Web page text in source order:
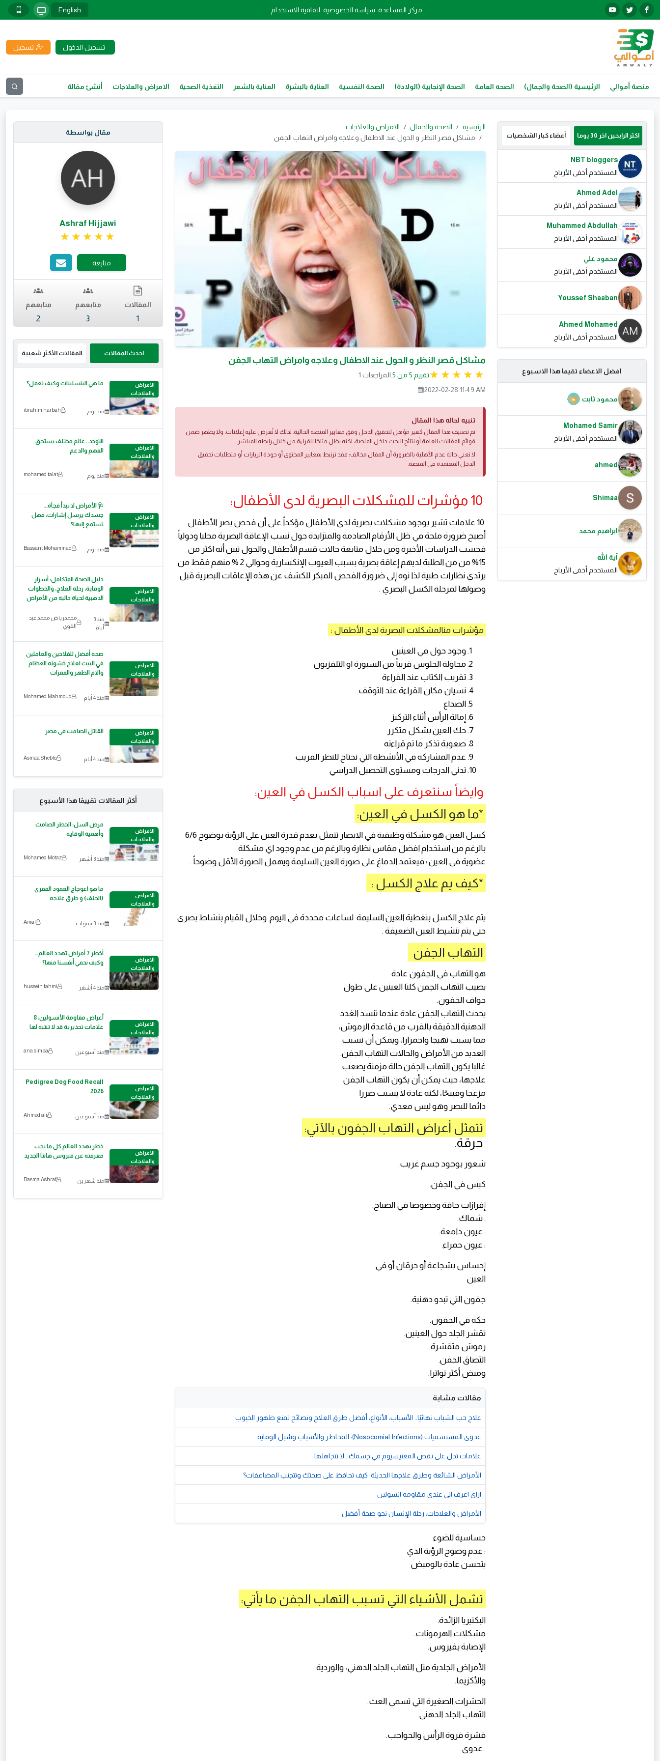
مركز المساعدة سياسة الخصوصية اتفاقية الاستخدام English
تسجيل الدخول تسجيل
منصة أموالي الرئيسية (الصحة والجمال) الصحه العامة الصحة الإنجابية (الولادة) الصحة النفسية العناية بالبشرة العناية بالشعر التغذية الصحية الامراض والعلاجات أنشئ مقالة
اكثر الرابحين اخر 30 يوما أعضاء كبار الشخصيات
NBT bloggers
المستخدم أخفى الأرباح
Ahmed Adel
المستخدم أخفى الأرباح
Muhammed Abdullah
المستخدم أخفى الأرباح
محمود علي
المستخدم أخفى الأرباح
Youssef Shaaban
Ahmed Mohamed
المستخدم أخفى الأرباح
افضل الاعضاء تقيما هذا الاسبوع
محمود ثابت
Mohamed Samir
المستخدم أخفى الأرباح
ahmed
Shimaa
ابراهيم محمد
آية الله
المستخدم أخفى الأرباح
الرئيسية الصحة والجمال
الامراض والعلاجات
مشاكل قصر النظر و الحول عند الاطفال وعلاجه وامراض التهاب الجفن
مشاكل قصر النظر و الحول عند الاطفال وعلاجه وامراض التهاب الجفن
تقييم 5 من 5.
1 المراجعات
2022-02-28 11:49 AM
تنبيه لحاله هذا المقال
تم تصنيف هذا المقال كغير مؤهل لتحقيق الدخل وفق معايير المنصة الحالية. لذلك لا تُعرض عليه إعلانات، ولا يظهر ضمن
قوائم المقالات العامة أو نتائج البحث داخل المنصة، لكنه يظل متاحًا للقراءة من خلال رابطه المباشر.
لا تعني حالة عدم الأهلية بالضرورة أن المقال مخالف؛ فقد ترتبط بمعايير المحتوى أو جودة الزيارات أو متطلبات تحقيق
الدخل المعتمدة في المنصة.
10 مؤشرات للمشكلات البصرية لدى الأطفال:
10 علامات تشير بوجود مشكلات بصرية لدى الأطفال مؤكداً على أن فحص بصر الأطفال
أصبح ضرورة ملحة في ظل الأرقام الصادمة والمتزايدة حول نسب الإعاقة البصرية محليا ودولياً
فحسب الدراسات الأخيرة ومن خلال متابعة حالات قسم الأطفال والحول تبين أنه اكثر من
15% من من الطلبة لديهم إعاقة بصرية بسبب العيوب الإنكسارية وحوالي 2 % منهم فقط من
يرتدي نظارات طبية لذا نوه إلى ضرورة الفحص المبكر للكشف عن هذه الإعاقات البصرية قبل
وصولها لمرحلة الكسل البصري .
مؤشرات منالمشكلات البصرية لدى الأطفال :
وجود حول في العينين
محاولة الجلوس قريباً من السبورة او التلفزيون
تقريب الكتاب عند القراءة
نسيان مكان القراءة عند التوقف
الصداع
إمالة الرأس أثناء التركيز
حك العين بشكل متكرر
صعوبة تذكر ما تم قراءته
عدم المشاركة في الأنشطة التي تحتاج للنظر القريب
تدني الدرجات ومستوى التحصيل الدراسي
وايضاً سنتعرف على اسباب الكسل في العين:
*ما هو الكسل في العين:
كسل العين هو مشكلة وظيفية في الابصار تتمثل بعدم قدرة العين على الرؤية بوضوح 6/6
بالرغم من استخدام افضل مقاس نظارة وبالرغم من عدم وجود اي مشكلة
عضوية في العين ؛ فيعتمد الدماغ على صورة العين السليمة ويهمل الصورة الأقل وضوحاً .
*كيف يم علاج الكسل :
يتم علاج الكسل بتغطية العين السليمة لساعات محددة في اليوم وخلال القيام بنشاط بصري
حتى يتم تنشيط العين الضعيفة .
التهاب الجفن
هو التهاب في الجفون عادة
يصيب التهاب الجفن كلتا العينين على طول
حواف الجفون.
يحدث التهاب الجفن عادة عندما تنسد الغدد
الدهنية الدقيقة بالقرب من قاعدة الرموش،
مما يسبب تهيجا واحمرارا، ويمكن أن تسبب
العديد من الأمراض والحالات التهاب الجفن.
غالبا يكون التهاب الجفن حالة مزمنة يصعب
علاجها، حيث يمكن أن يكون التهاب الجفن
مزعجا وقبيځا، لكنه عادة لا يسبب ضررا
دائما للبصر وهو ليس معدي.
تتمثل أعراض التهاب الجفون بالآتي:
حرقة.
شعور بوجود جسم غريب.
كيس في الجفن.
إفرازات جافة وخصوصا في الصباح.
. شماك.
: عيون دامعة.
: عيون حمراء.
إحساس بشجاعة أو حرقان أو في
العين
جفون التي تبدو دهنية.
حكة في الجفون.
تقشر الجلد حول العينين.
رموش متقشرة.
التصاق الجفن.
وميض أكثر تواترا.
مقالات مشابة
علاج حب الشباب نهائيًا.. الأسباب، الأنواع، أفضل طرق العلاج ونصائح تمنع ظهور الحبوب
عدوى المستشفيات (Nosocomial Infections): المخاطر والأسباب وسُبل الوقاية
علامات تدل على نقص المغنيسيوم في جسمك.. لا تتجاهلها
الأمراض الشائعة وطرق علاجها الحديثة: كيف تحافظ على صحتك وتتجنب المضاعفات؟
ازاى اعرف انى عندى مقاومه انسولين
الأمراض والعلاجات: رحلة الإنسان نحو صحة أفضل
حساسية للضوء
: عدم وضوح الرؤية الذي
يتحسن عادة بالوميض
تشمل الأشياء التي تسبب التهاب الجفن ما يأتي:
البكتيريا الزائدة.
مشكلات الهرمونات.
الإصابة بفيروس.
الأمراض الجلدية مثل التهاب الجلد الدهني، والوردية
والأكزيما.
الحشرات الصغيرة التي تسمى العث.
التهاب الجلد الدهني.
قشرة فروة الرأس والحواجب.
: عدوی.
مقال بواسطة
Ashraf Hijjawi
تقييم 5 من 5.
متابعة
المقالات
1
متابعهم
3
متابعهم
2
احدث المقالات المقالات الأكثر شعبية
الامراض
والعلاجات
ما هي البنسلينات وكيف تعمل؟
منذ يوم ibrahim harbah
الامراض
والعلاجات
التوحد.. عالم مختلف يستحق
الفهم والدعم
منذ يوم mohamed talat
الامراض
والعلاجات
🩺 الأمراض لا تبدأ فجأة...
جسدك يرسل إشارات، فهل
تستمع إليها؟
منذ يوم Bassant Mohammad
الامراض
والعلاجات
دليل الصحة المتكامل: أسرار
الوقاية، رحلة العلاج، والخطوات
الذهبية لحياة خالية من الأمراض
منذ 3
أيام
محمدرياض محمد عبد
القوي
الامراض
والعلاجات
صحه أفضل للفلاحين والعاملين
في البيت لعلاج خشونه العظام
والام الظهر والفقرات
منذ 4 أيام Mohamed Mahmoud
الامراض
والعلاجات
القاتل الصامت فى مصر
منذ 4 أيام Asmaa Sheble
أكثر المقالات تقييمًا هذا الأسبوع
الامراض
والعلاجات
مرض السل: الخطر الصامت
وأهمية الوقاية
منذ 3 أشهر Mohamed Motaz
الامراض
والعلاجات
ما هو اعوجاج العمود الفقري
(الجنف) و طرق علاجه
منذ 3 سنوات Amal
الامراض
والعلاجات
أخطر 7 أمراض تهدد العالم…
وكيف نحمي أنفسنا منها؟
منذ 4 أشهر hussein fahmi
الامراض
والعلاجات
أعراض مقاومة الأنسولين: 8
علامات تحذيرية قد لا تنتبه لها
منذ أسبوعين ana simpa
الامراض
والعلاجات
Pedigree Dog Food Recall
2026
منذ أسبوعين Ahmed ali
الامراض
والعلاجات
خطر يهدد العالم كل ما يجب
معرفته عن فيروس هانتا الجديد
منذ شهرين Basma Ashraf